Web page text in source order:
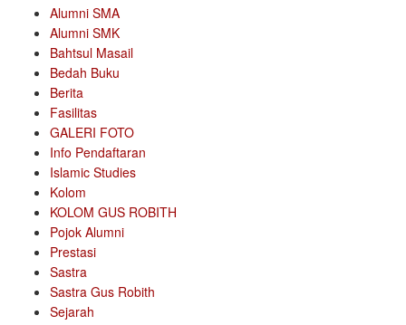
Alumni SMA
Alumni SMK
Bahtsul Masail
Bedah Buku
Berita
Fasilitas
GALERI FOTO
Info Pendaftaran
Islamic Studies
Kolom
KOLOM GUS ROBITH
Pojok Alumni
Prestasi
Sastra
Sastra Gus Robith
Sejarah